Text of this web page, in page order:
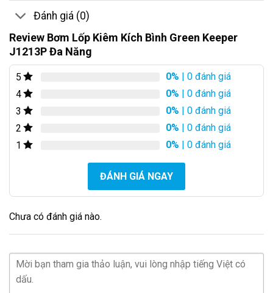
Đánh giá (0)
Review Bơm Lốp Kiêm Kích Bình Green Keeper
J1213P Đa Năng
5 0% | 0 đánh giá
4
0% | 0 đánh giá
3
0% | 0 đánh giá
2
0% | 0 đánh giá
1
0% | 0 đánh giá
ĐÁNH GIÁ NGAY
Chưa có đánh giá nào.